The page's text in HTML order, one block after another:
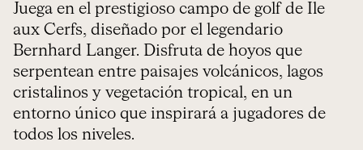
Juega en el prestigioso campo de golf de Ile
aux Cerfs, diseñado por el legendario
Bernhard Langer. Disfruta de hoyos que
serpentean entre paisajes volcánicos, lagos
cristalinos y vegetación tropical, en un
entorno único que inspirará a jugadores de
todos los niveles.